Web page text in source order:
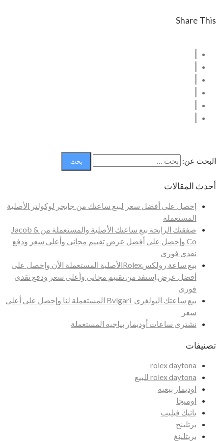
Share This
البحث عن:
أحدث المقالات
إحصل على أفضل سعر لبيع ساعتك من جايجر لوكولتر الأصلية
المستعملة
صفقتك الرابحة بيع ساعتك الأصلية والمستعملة من Jacob &
Co وإحصل على أفضل عرض تقييم مجانى وأعلى سعر ودفع
نقدى فورى
بيع ساعة رولكسRolexالأصلية المستعملة الأن وإحصل على
أفضل عرض.إستفد من تقييم مجانى وأعلى سعر ودفع نقدى
فورى
بيع ساعتك البولغرى Bvlgari المستعملة لنا وإحصل على أعلى
سعر
نشترى ساعات أوديمار بياجيه المستعملة
تصنيفات
rolex daytona
rolex daytona للبيع
اوديمار بيغيه
اوميجا
باتيك فيليب
برتلينج
بريتلينغ